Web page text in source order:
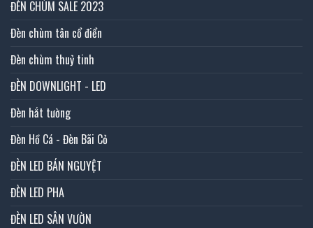
ĐÈN CHÙM SALE 2023
Đèn chùm tân cổ điển
Đèn chùm thuỷ tinh
ĐÈN DOWNLIGHT - LED
Đèn hắt tường
Đèn Hồ Cá - Đèn Bãi Cỏ
ĐÈN LED BÁN NGUYỆT
ĐÈN LED PHA
ĐÈN LED SÂN VƯỜN